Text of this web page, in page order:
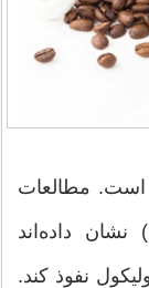
است. مطالعات
نشان داده‌اند
از ۲ دقیقه به فولیکول نفوذ کند.